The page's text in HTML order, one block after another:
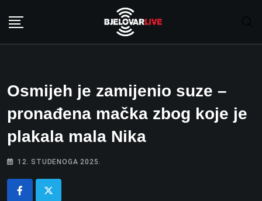
Osmijeh je zamijenio suze –
pronađena mačka zbog koje je
plakala mala Nika
12. STUDENOGA 2025.